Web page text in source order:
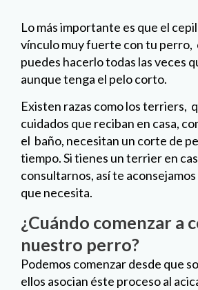
Lo más importante es que el
vínculo muy fuerte con tu perro,
puedes hacerlo todas las veces
aunque tenga el pelo corto.
Existen razas como los terriers,
cuidados que reciban en casa,
el baño, necesitan un corte de
tiempo. Si tienes un terrier en
consultarnos, así te
que necesita.
¿Cuándo comenzar a
nuestro perro?
Podemos comenzar desde que
ellos asocian éste proceso al